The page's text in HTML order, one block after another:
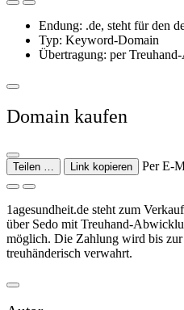
Endung: .de, steht für den
Typ: Keyword-Domain
Übertragung: per
Domain kaufen
Teilen … Link kopieren Per E-
1agesundheit.de steht zum
über Sedo mit Treuhand-
möglich. Die Zahlung wird bis
treuhänderisch verwahrt.